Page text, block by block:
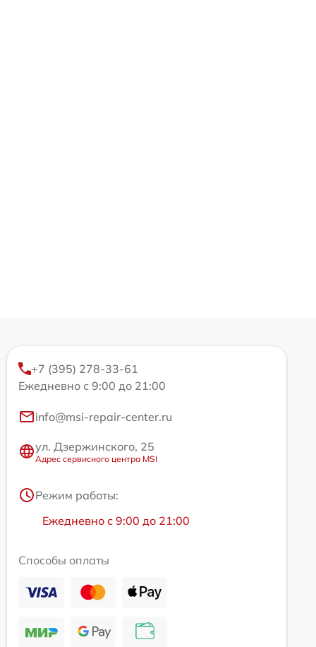
+7 (395) 278-33-61
Ежедневно с 9:00 до 21:00
info@msi-repair-center.ru
ул. Дзержинского, 25
Адрес сервисного центра MSI
Режим работы:
Ежедневно с 9:00 до 21:00
Способы оплаты